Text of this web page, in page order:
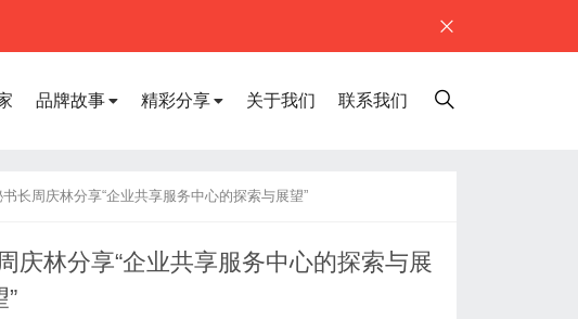
品牌故事 精彩分享 关于我们 联系我们
长周庆林分享“企业共享服务中心的探索与展望”
庆林分享“企业共享服务中心的探索与展
”